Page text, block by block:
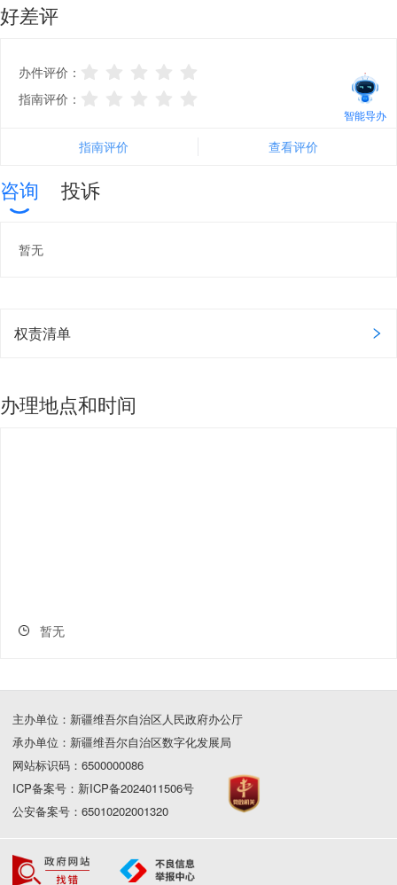
智能导办
好差评
办件评价：
指南评价：
指南评价 查看评价
咨询 投诉
暂无
权责清单
办理地点和时间
暂无
主办单位：新疆维吾尔自治区人民政府办公厅
承办单位：新疆维吾尔自治区数字化发展局
网站标识码：6500000086
ICP备案号：新ICP备2024011506号
公安备案号：65010202001320